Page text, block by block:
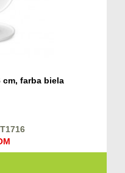
cm, farba biela